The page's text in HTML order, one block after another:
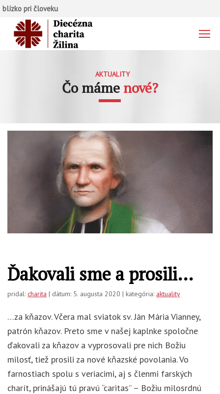
blízko pri človeku
AKTUALITY
Čo máme nové?
Ďakovali sme a prosili…
pridal: charita | dátum: 5. augusta 2020 | kategória: aktuality
…za kňazov. Včera mal sviatok sv. Ján Mária Vianney,
patrón kňazov. Preto sme v našej kaplnke spoločne
ďakovali za kňazov a vyprosovali pre nich Božiu
milosť, tiež prosili za nové kňazské povolania. Vo
farnostiach spolu s veriacimi, aj s členmi farských
charít, prinášajú tú pravú “caritas” – Božiu milosrdnú